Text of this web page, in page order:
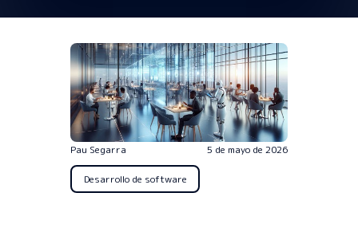
Pau Segarra 5 de mayo de 2026
Desarrollo de software